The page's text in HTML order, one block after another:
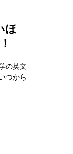
ほ
の英文
つから